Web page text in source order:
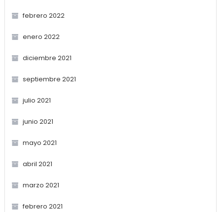
febrero 2022
enero 2022
diciembre 2021
septiembre 2021
julio 2021
junio 2021
mayo 2021
abril 2021
marzo 2021
febrero 2021